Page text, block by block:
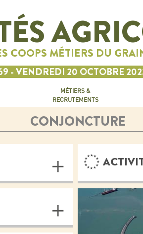
COOPS MÉTIERS DU
- VENDREDI 20 OCTOBRE
MÉTIERS &
RECRUTEMENTS
CONJONCTURE